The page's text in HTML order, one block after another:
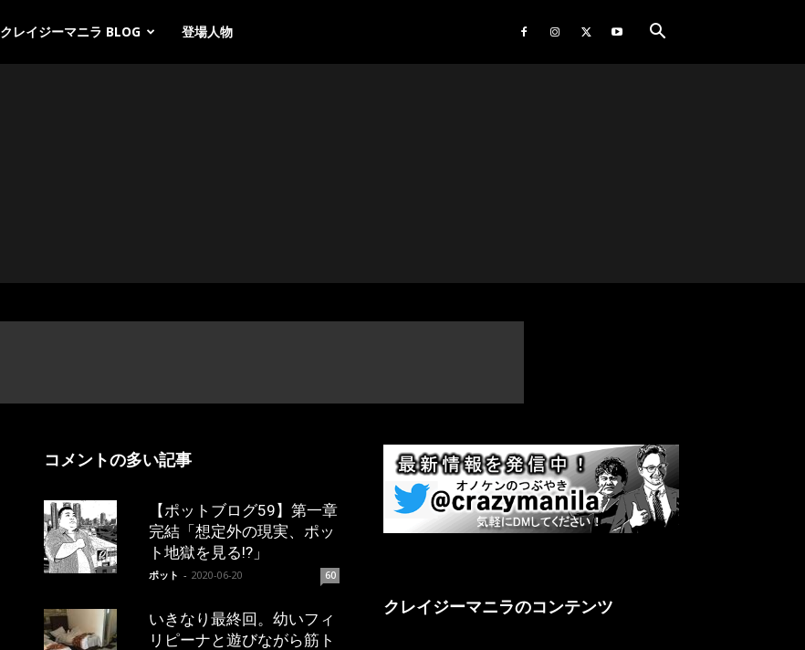
クレイジーマニラ BLOG 登場人物
コメントの多い記事
【ポットブログ59】第一章
完結「想定外の現実、ポッ
ト地獄を見る!?」
ポット - 2020-06-20 60
いきなり最終回。幼いフィ
リピーナと遊びながら筋ト
クレイジーマニラのコンテンツ